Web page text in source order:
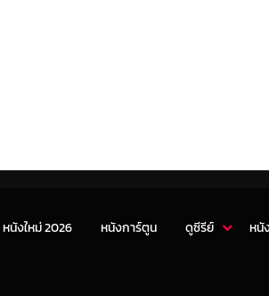
หนังใหม่ 2026 หนังการ์ตูน ดูซีรีย์ หนั